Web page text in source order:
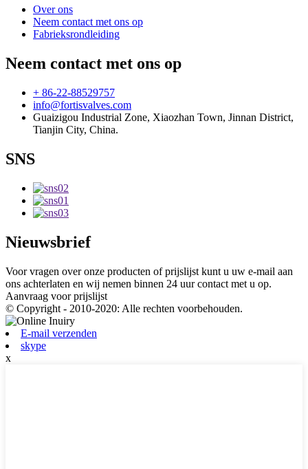
Over ons
Neem contact met ons op
Fabrieksrondleiding
Neem contact met ons op
+ 86-22-88529757
info@fortisvalves.com
Guaizigou Industrial Zone, Xiaozhan Town, Jinnan District,
Tianjin City, China.
SNS
Nieuwsbrief
Voor vragen over onze producten of prijslijst kunt u uw e-mail aan
ons achterlaten en wij nemen binnen 24 uur contact met u op.
Aanvraag voor prijslijst
© Copyright - 2010-2020: Alle rechten voorbehouden.
E-mail verzenden
skype
x